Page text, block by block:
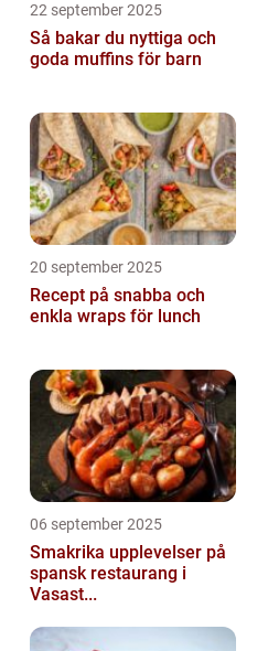
22 september 2025
Så bakar du nyttiga och
goda muffins för barn
20 september 2025
Recept på snabba och
enkla wraps för lunch
06 september 2025
Smakrika upplevelser på
spansk restaurang i
Vasast...